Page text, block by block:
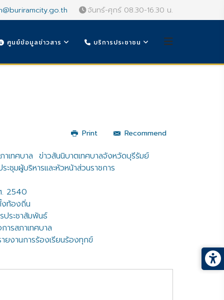
จันทร์-ศุกร์ 08.30-16.30 น.
ศูนย์ข้อมูลข่าวสาร บริการประชาชน
Print Recommend
าเทศบาล ข่าวสันนิบาตเทศบาลจังหวัดบุรีรัมย์
ะชุมผู้บริหารและหัวหน้าส่วนราชการ
. 2540
งท้องถิ่น
ประชาสัมพันธ์
ารสภาเทศบาล
ยงานการร้องเรียนร้องทุกข์